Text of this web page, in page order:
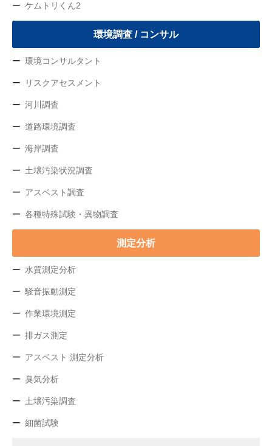
ケムトリくん2
環境調査 / コンサル
環境コンサルタント
リスクアセスメント
河川調査
道路環境調査
海岸調査
土壌汚染状況調査
アスベスト調査
各種特殊試験・異物調査
測定分析
水質測定分析
騒音振動測定
作業環境測定
排ガス測定
アスベスト 測定分析
臭気分析
土壌汚染調査
細菌試験